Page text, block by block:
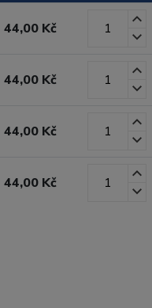
44,00 Kč
44,00 Kč
44,00 Kč
44,00 Kč